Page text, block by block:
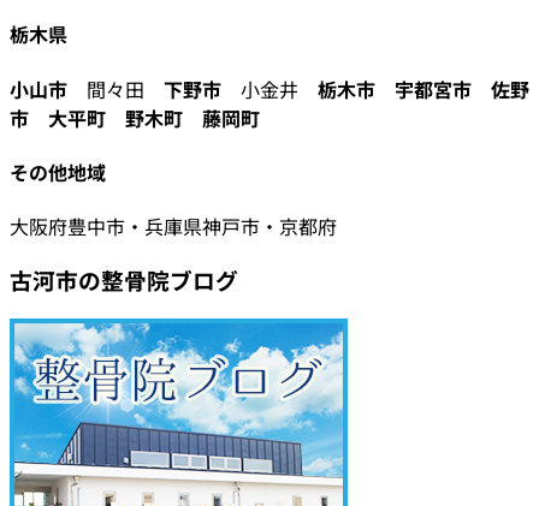
栃木県
小山市 間々田 下野市 小金井 栃木市 宇都宮市
佐野
市
大平町 野木町
藤岡町
その他地域
大阪府豊中市・兵庫県神戸市・京都府
古河市の整骨院ブログ